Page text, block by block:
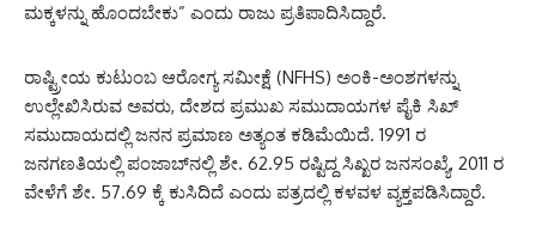
ಮಕ್ಕಳನ್ನು ಹೊಂದಬೇಕು” ಎಂದು ರಾಜು ಪ್ರತಿಪಾದಿಸಿದ್ದಾರೆ.
ರಾಷ್ಟ್ರೀಯ ಕುಟುಂಬ ಆರೋಗ್ಯ ಸಮೀಕ್ಷೆ (NFHS) ಅಂಕಿ-ಅಂಶಗಳನ್ನು
ಉಲ್ಲೇಖಿಸಿರುವ ಅವರು, ದೇಶದ ಪ್ರಮುಖ ಸಮುದಾಯಗಳ ಪೈಕಿ ಸಿಖ್
ಸಮುದಾಯದಲ್ಲಿ ಜನನ ಪ್ರಮಾಣ ಅತ್ಯಂತ ಕಡಿಮೆಯಿದೆ. 1991 ರ
ಜನಗಣತಿಯಲ್ಲಿ ಪಂಜಾಬ್‌ನಲ್ಲಿ ಶೇ. 62.95 ರಷ್ಟಿದ್ದ ಸಿಖ್ಖರ ಜನಸಂಖ್ಯೆ, 2011 ರ
ವೇಳೆಗೆ ಶೇ. 57.69 ಕ್ಕೆ ಕುಸಿದಿದೆ ಎಂದು ಪತ್ರದಲ್ಲಿ ಕಳವಳ ವ್ಯಕ್ತಪಡಿಸಿದ್ದಾರೆ.